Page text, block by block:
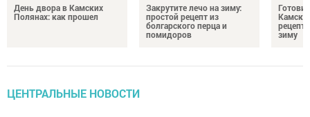
День двора в Камских
Полянах: как прошел
Закрутите лечо на зиму:
простой рецепт из
болгарского перца и
помидоров
зиму
ЦЕНТРАЛЬНЫЕ НОВОСТИ